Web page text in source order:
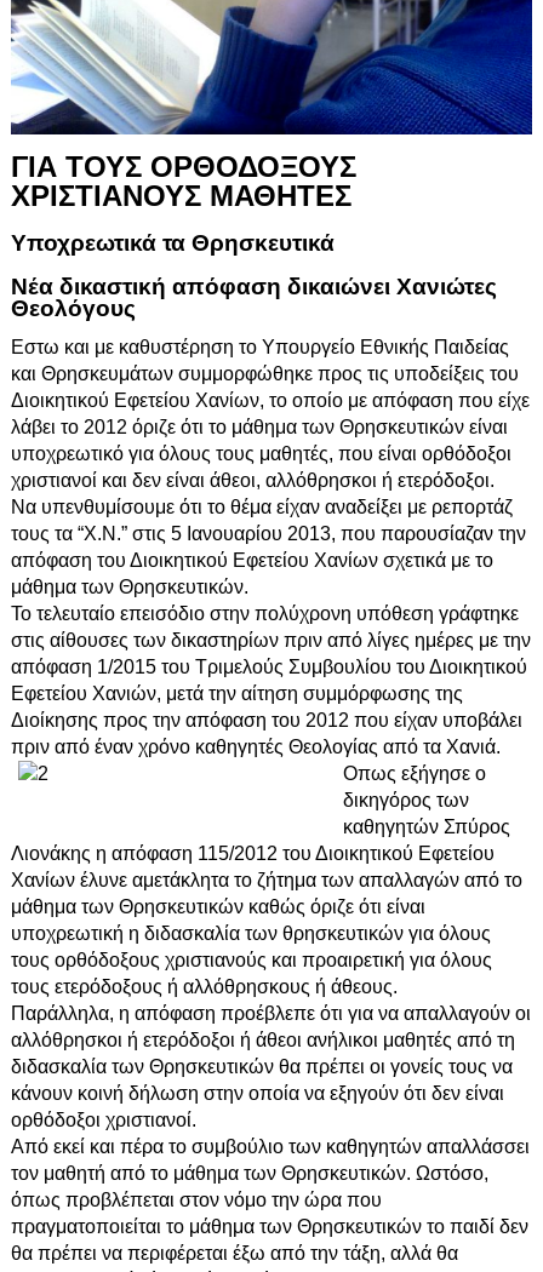
ΓΙΑ ΤΟΥΣ ΟΡΘΟΔΟΞΟΥΣ
ΧΡΙΣΤΙΑΝΟΥΣ ΜΑΘΗΤΕΣ
Υποχρεωτικά τα Θρησκευτικά
Νέα δικαστική απόφαση δικαιώνει Χανιώτες
Θεολόγους
Εστω και με καθυστέρηση το Υπουργείο Εθνικής Παιδείας
και Θρησκευμάτων συμμορφώθηκε προς τις υποδείξεις του
Διοικητικού Εφετείου Χανίων, το οποίο με απόφαση που είχε
λάβει το 2012 όριζε ότι το μάθημα των Θρησκευτικών είναι
υποχρεωτικό για όλους τους μαθητές, που είναι ορθόδοξοι
χριστιανοί και δεν είναι άθεοι, αλλόθρησκοι ή ετερόδοξοι.
Να υπενθυμίσουμε ότι το θέμα είχαν αναδείξει με ρεπορτάζ
τους τα “Χ.Ν.” στις 5 Ιανουαρίου 2013, που παρουσίαζαν την
απόφαση του Διοικητικού Εφετείου Χανίων σχετικά με το
μάθημα των Θρησκευτικών.
Το τελευταίο επεισόδιο στην πολύχρονη υπόθεση γράφτηκε
στις αίθουσες των δικαστηρίων πριν από λίγες ημέρες με την
απόφαση 1/2015 του Τριμελούς Συμβουλίου του Διοικητικού
Εφετείου Χανιών, μετά την αίτηση συμμόρφωσης της
Διοίκησης προς την απόφαση του 2012 που είχαν υποβάλει
πριν από έναν χρόνο καθηγητές Θεολογίας από τα Χανιά.
Οπως εξήγησε ο
δικηγόρος των
καθηγητών Σπύρος
Λιονάκης η απόφαση 115/2012 του Διοικητικού Εφετείου
Χανίων έλυνε αμετάκλητα το ζήτημα των απαλλαγών από το
μάθημα των Θρησκευτικών καθώς όριζε ότι είναι
υποχρεωτική η διδασκαλία των θρησκευτικών για όλους
τους ορθόδοξους χριστιανούς και προαιρετική για όλους
τους ετερόδοξους ή αλλόθρησκους ή άθεους.
Παράλληλα, η απόφαση προέβλεπε ότι για να απαλλαγούν οι
αλλόθρησκοι ή ετερόδοξοι ή άθεοι ανήλικοι μαθητές από τη
διδασκαλία των Θρησκευτικών θα πρέπει οι γονείς τους να
κάνουν κοινή δήλωση στην οποία να εξηγούν ότι δεν είναι
ορθόδοξοι χριστιανοί.
Από εκεί και πέρα το συμβούλιο των καθηγητών απαλλάσσει
τον μαθητή από το μάθημα των Θρησκευτικών. Ωστόσο,
όπως προβλέπεται στον νόμο την ώρα που
πραγματοποιείται το μάθημα των Θρησκευτικών το παιδί δεν
θα πρέπει να περιφέρεται έξω από την τάξη, αλλά θα